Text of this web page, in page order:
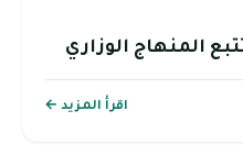
المنهاج الوزاري
اقرأ المزيد ←